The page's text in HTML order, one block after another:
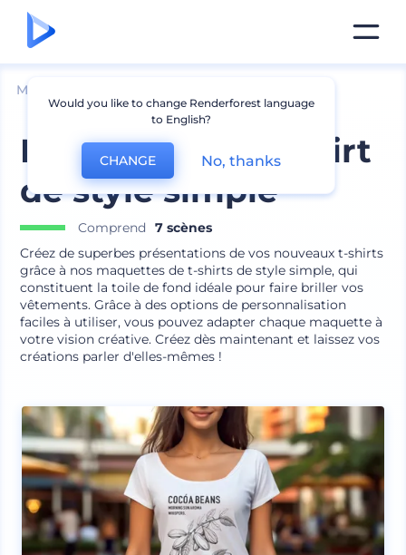
Mockups
Maquettes de t-shirt
de style simple
Comprend
7 scènes
Créez de superbes présentations de vos nouveaux t-shirts
grâce à nos maquettes de t-shirts de style simple, qui
constituent la toile de fond idéale pour faire briller vos
vêtements. Grâce à des options de personnalisation
faciles à utiliser, vous pouvez adapter chaque maquette à
votre vision créative. Créez dès maintenant et laissez vos
créations parler d'elles-mêmes !
Would you like to change Renderforest language
to English?
CHANGE No, thanks